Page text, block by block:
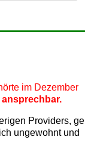
im Dezember
Providers,
ungewohnt und